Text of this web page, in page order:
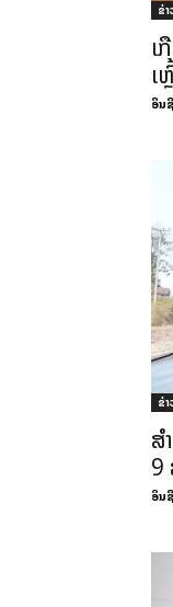
ຂ່
ເ
ເ
ອິນຊີ
ຂ່
ສ
9
ອິນຊີ